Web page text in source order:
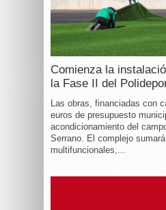
Comienza la
la Fase II del
Las obras, financiadas con
euros de presupuesto
acondicionamiento del
Serrano. El complejo
multifuncionales,...